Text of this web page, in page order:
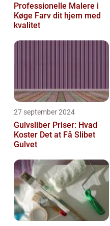
Professionelle Malere i
Køge Farv dit hjem med
kvalitet
27 september 2024
Gulvsliber Priser: Hvad
Koster Det at Få Slibet
Gulvet